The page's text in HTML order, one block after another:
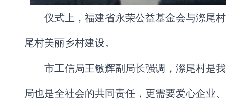
仪式上，福建省永荣公益基金会与漈尾
尾村美丽乡村建设。
市工信局王敏辉副局长强调，漈尾村是
局也是全社会的共同责任，更需要爱心企业